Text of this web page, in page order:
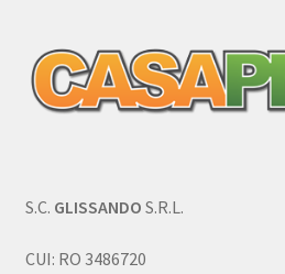
S.C. GLISSANDO S.R.L.
CUI: RO 3486720